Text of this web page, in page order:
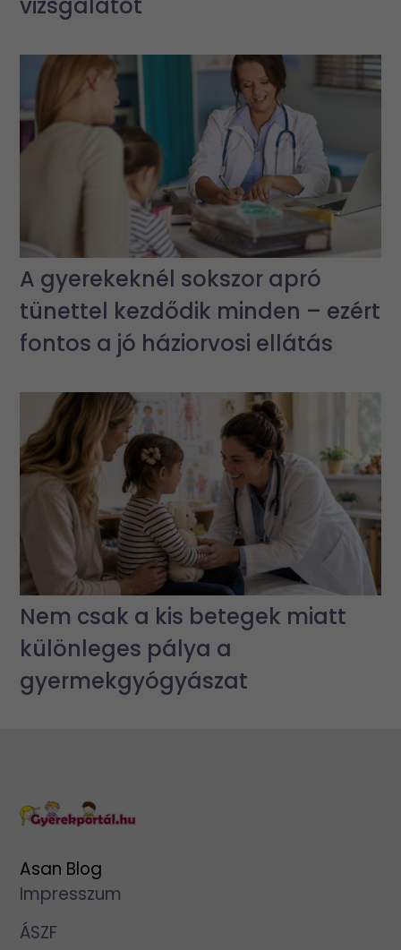
vizsgálatot
A gyerekeknél sokszor apró
tünettel kezdődik minden – ezért
fontos a jó háziorvosi ellátás
Nem csak a kis betegek miatt
különleges pálya a
gyermekgyógyászat
Asan Blog
Impresszum
ÁSZF